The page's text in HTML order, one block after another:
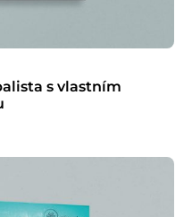
s vlastním